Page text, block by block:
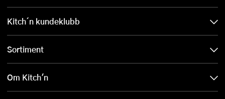
Kitch´n kundeklubb
Sortiment
Om Kitch'n